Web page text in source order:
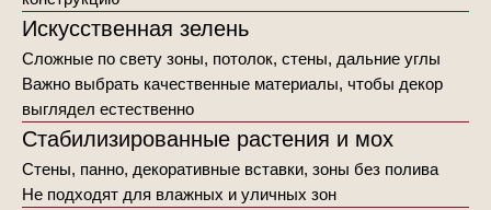
Искусственная зелень
Сложные по свету зоны, потолок, стены, дальние углы
Важно выбрать качественные материалы, чтобы декор
выглядел естественно
Стабилизированные растения и мох
Стены, панно, декоративные вставки, зоны без полива
Не подходят для влажных и уличных зон